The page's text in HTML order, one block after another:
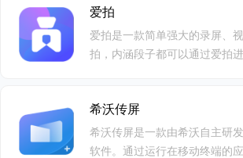
爱拍
爱拍是一款简单强大的录屏、
拍，内涵段子都可以通过爱拍
希沃传屏
希沃传屏是一款由希沃自主研
软件。通过运行在移动终端的